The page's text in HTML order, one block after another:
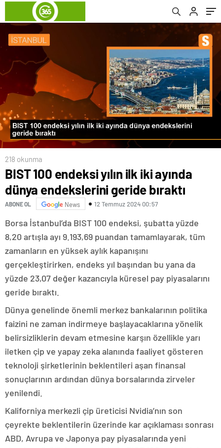
218 okunma
BIST 100 endeksi yılın ilk iki ayında
dünya endekslerini geride bıraktı
ABONE OL News 12 Temmuz 2024 00:57
Borsa İstanbul’da BIST 100 endeksi, şubatta yüzde
8,20 artışla ayı 9.193,69 puandan tamamlayarak, tüm
zamanların en yüksek aylık kapanışını
gerçekleştirirken, endeks yıl başından bu yana da
yüzde 23,07 değer kazancıyla küresel pay piyasalarını
geride bıraktı.
Dünya genelinde önemli merkez bankalarının politika
faizini ne zaman indirmeye başlayacaklarına yönelik
belirsizliklerin devam etmesine karşın özellikle yarı
iletken çip ve yapay zeka alanında faaliyet gösteren
teknoloji şirketlerinin beklentileri aşan finansal
sonuçlarının ardından dünya borsalarında zirveler
yenilendi.
Kaliforniya merkezli çip üreticisi Nvidia’nın son
çeyrekte beklentilerin üzerinde kar açıklaması sonrası
ABD, Avrupa ve Japonya pay piyasalarında yeni
Projesini Anlattı